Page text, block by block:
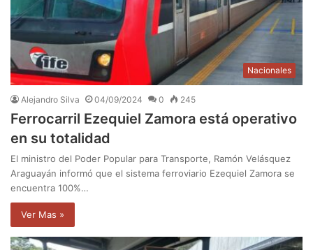
Nacionales
Alejandro Silva 04/09/2024 0 245
Ferrocarril Ezequiel Zamora está operativo
en su totalidad
El ministro del Poder Popular para Transporte, Ramón Velásquez
Araguayán informó que el sistema ferroviario Ezequiel Zamora se
encuentra 100%…
Ver Mas »